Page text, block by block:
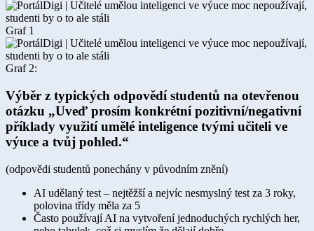
Graf 1
Graf 2:
Výběr z typických odpovědí studentů na otevřenou
otázku „Uveď prosím konkrétní pozitivní/negativní
příklady využití umělé inteligence tvými učiteli ve
výuce a tvůj pohled.“
(odpovědi studentů ponechány v původním znění)
AI udělaný test – nejtěžší a nejvíc nesmyslný test za 3 roky,
polovina třídy měla za 5
Často používají AI na vytvoření jednoduchých rychlých her,